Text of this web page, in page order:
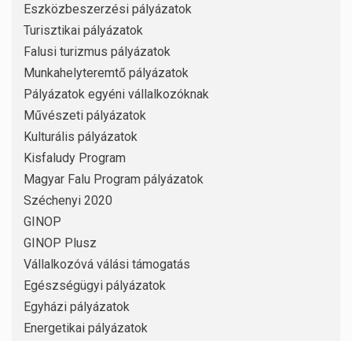
Eszközbeszerzési pályázatok
Turisztikai pályázatok
Falusi turizmus pályázatok
Munkahelyteremtő pályázatok
Pályázatok egyéni vállalkozóknak
Művészeti pályázatok
Kulturális pályázatok
Kisfaludy Program
Magyar Falu Program pályázatok
Széchenyi 2020
GINOP
GINOP Plusz
Vállalkozóvá válási támogatás
Egészségügyi pályázatok
Egyházi pályázatok
Energetikai pályázatok